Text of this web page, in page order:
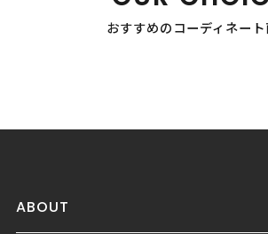
おすすめのコーディネー
ABOUT